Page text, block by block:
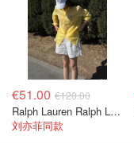
€51.00 €120.00
Ralph Lauren Ralph Lauren 男童亚麻衬衫
刘亦菲同款